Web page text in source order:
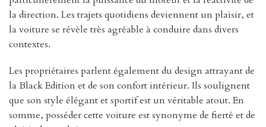
la direction. Les trajets quotidiens deviennent un plaisir, et
la voiture se révèle très agréable à conduire dans divers
contextes.
Les propriétaires parlent également du design attrayant de
la Black Edition et de son confort intérieur. Ils soulignent
que son style élégant et sportif est un véritable atout. En
somme, posséder cette voiture est synonyme de fierté et de